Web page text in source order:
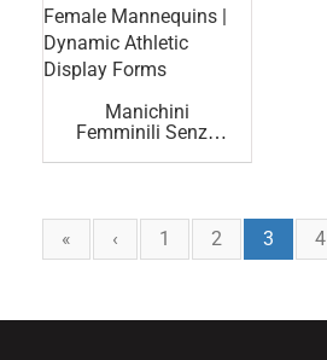
Manichini
Femminili Senza
Esibizione Atletica
«
‹ 1 2 3 4